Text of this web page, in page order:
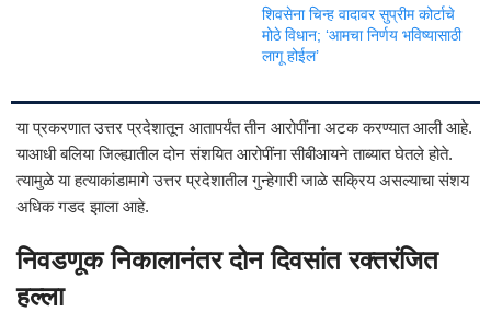
शिवसेना चिन्ह वादावर सुप्रीम कोर्टाचे
मोठे विधान; ‘आमचा निर्णय भविष्यासाठी
लागू होईल’
या प्रकरणात उत्तर प्रदेशातून आतापर्यंत तीन आरोपींना अटक करण्यात आली आहे.
याआधी बलिया जिल्ह्यातील दोन संशयित आरोपींना सीबीआयने ताब्यात घेतले होते.
त्यामुळे या हत्याकांडामागे उत्तर प्रदेशातील गुन्हेगारी जाळे सक्रिय असल्याचा संशय
अधिक गडद झाला आहे.
निवडणूक निकालानंतर दोन दिवसांत रक्तरंजित
हल्ला